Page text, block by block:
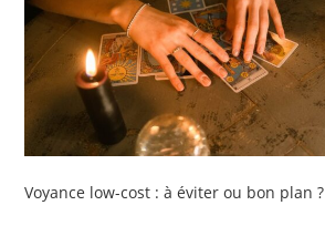
Voyance low-cost : à éviter ou bon plan ?